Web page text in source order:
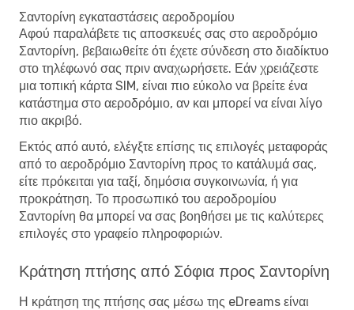
Σαντορίνη εγκαταστάσεις αεροδρομίου
Αφού παραλάβετε τις αποσκευές σας στο αεροδρόμιο
Σαντορίνη, βεβαιωθείτε ότι έχετε σύνδεση στο διαδίκτυο
στο τηλέφωνό σας πριν αναχωρήσετε. Εάν χρειάζεστε
μια τοπική κάρτα SIM, είναι πιο εύκολο να βρείτε ένα
κατάστημα στο αεροδρόμιο, αν και μπορεί να είναι λίγο
πιο ακριβό.
Εκτός από αυτό, ελέγξτε επίσης τις επιλογές μεταφοράς
από το αεροδρόμιο Σαντορίνη προς το κατάλυμά σας,
είτε πρόκειται για ταξί, δημόσια συγκοινωνία, ή για
προκράτηση. Το προσωπικό του αεροδρομίου
Σαντορίνη θα μπορεί να σας βοηθήσει με τις καλύτερες
επιλογές στο γραφείο πληροφοριών.
Κράτηση πτήσης από Σόφια προς Σαντορίνη
Η κράτηση της πτήσης σας μέσω της eDreams είναι